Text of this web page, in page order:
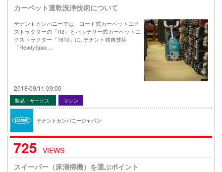
カーペット速乾洗浄技術について
テナントカンパニーでは、コード式カーペットエク
ストラクターの「R3」とバッテリー式カーペットエ
クストラクター「1610」に､テナント独自技術
「ReadySpac…
2018/09/11 09:00
製品・サービス マシン
テナントカンパニージャパン
725 VIEWS
スイーパー（床清掃機）を選ぶポイント